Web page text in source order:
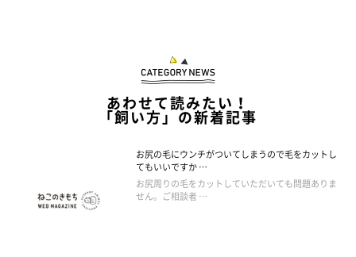
あわせて読みたい！
「飼い方」の新着記事
お尻の毛にウンチがついてしまうので毛をカットし
てもいいですか …
お尻周りの毛をカットしていただいても問題ありま
せん。ご相談者 …